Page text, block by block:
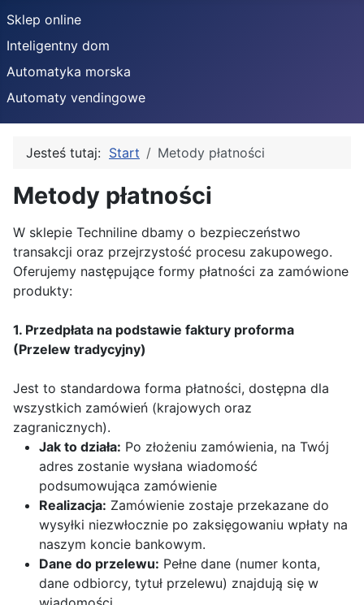
Sklep online
Inteligentny dom
Automatyka morska
Automaty vendingowe
Jesteś tutaj: Start Metody płatności
Metody płatności
Szczegóły
W sklepie Techniline dbamy o bezpieczeństwo
transakcji oraz przejrzystość procesu zakupowego.
Oferujemy następujące formy płatności za zamówione
produkty:
1. Przedpłata na podstawie faktury proforma
(Przelew tradycyjny)
Jest to standardowa forma płatności, dostępna dla
wszystkich zamówień (krajowych oraz
zagranicznych).
Jak to działa: Po złożeniu zamówienia, na Twój
adres zostanie wysłana wiadomość
podsumowująca zamówienie
Realizacja: Zamówienie zostaje przekazane do
wysyłki niezwłocznie po zaksięgowaniu wpłaty na
naszym koncie bankowym.
Dane do przelewu: Pełne dane (numer konta,
dane odbiorcy, tytuł przelewu) znajdują się w